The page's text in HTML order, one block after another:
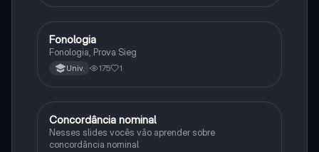
Português
Fonologia
Fonologia, Prova Sieg
Univ. 175 1
Português
Concordância nominal
Nesses slides vocês vão aprender sobre
concordância nominal